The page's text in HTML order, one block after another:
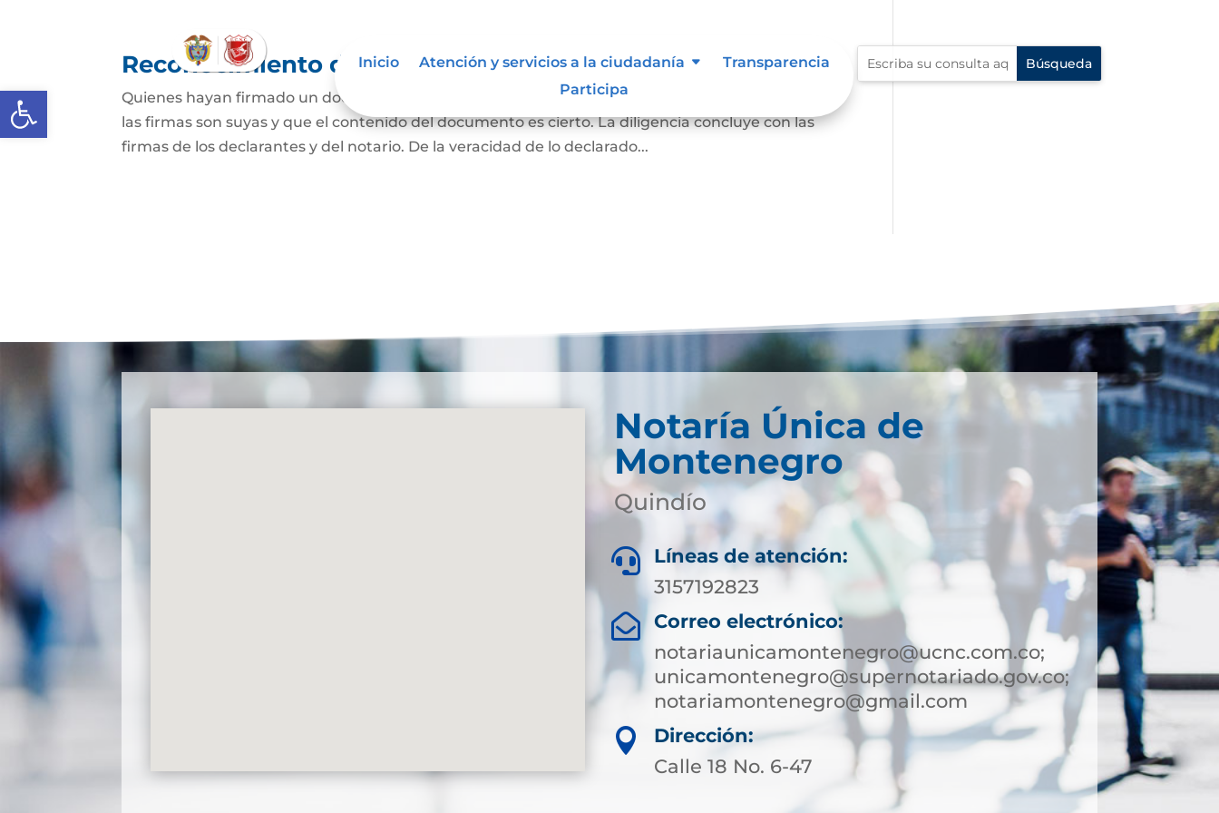
Abrir barra de herramientas
Inicio Atención y servicios a la ciudadanía
Transparencia
Participa
Reconocimiento de firma y contenido
Quienes hayan firmado un documento privado podrán acudir ante el notario para declarar que
las firmas son suyas y que el contenido del documento es cierto. La diligencia concluye con las
firmas de los declarantes y del notario. De la veracidad de lo declarado...
Notaría Única de
Montenegro
Quindío

Líneas de atención:
3157192823

Correo electrónico:
notariaunicamontenegro@ucnc.com.co;
unicamontenegro@supernotariado.gov.co;
notariamontenegro@gmail.com

Dirección:
Calle 18 No. 6-47